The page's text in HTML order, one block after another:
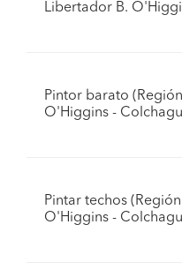
Libertador B.
Pintor barato
O'Higgins -
Pintar techos
O'Higgins -